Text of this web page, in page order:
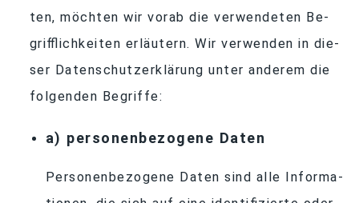
ten, möch­ten wir vorab die ver­wen­de­ten Be­
griff­lich­kei­ten er­läu­tern. Wir ver­wen­den in die­
ser Da­ten­schutz­er­klä­rung un­ter an­de­rem die
fol­gen­den Begriffe:
a) per­so­nen­be­zo­gene Daten
Per­so­nen­be­zo­gene Da­ten sind alle In­for­ma­